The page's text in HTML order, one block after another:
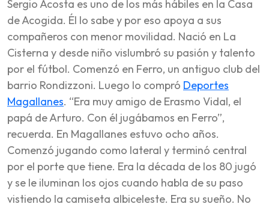
Sergio Acosta es uno de los más hábiles en la Casa
de Acogida. Él lo sabe y por eso apoya a sus
compañeros con menor movilidad. Nació en La
Cisterna y desde niño vislumbró su pasión y talento
por el fútbol. Comenzó en Ferro, un antiguo club del
barrio Rondizzoni. Luego lo compró Deportes
Magallanes. “Era muy amigo de Erasmo Vidal, el
papá de Arturo. Con él jugábamos en Ferro”,
recuerda. En Magallanes estuvo ocho años.
Comenzó jugando como lateral y terminó central
por el porte que tiene. Era la década de los 80 jugó
y se le iluminan los ojos cuando habla de su paso
vistiendo la camiseta albiceleste. Era su sueño. No